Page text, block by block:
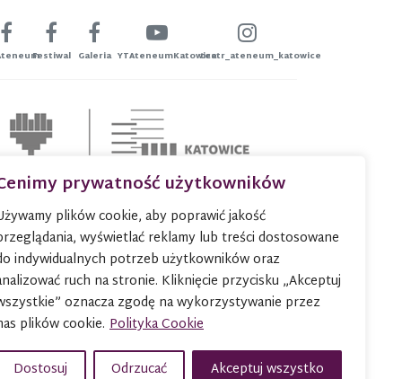
prywatność użytkowników
plików cookie, aby poprawić jakość
wyświetlać reklamy lub treści dostosowane
indywidualnych potrzeb użytkowników oraz
ruch na stronie. Kliknięcie przycisku „Akceptuj
oznacza zgodę na wykorzystywanie przez
plików cookie. Polityka Cookie
Dostosuj
Odrzucać Akceptuj wszystko
Festiwal Galeria YTAteneumKatowiceteatr_ateneum_katowice